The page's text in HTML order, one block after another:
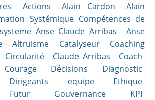
Actions Alain Cardon
Alain
Systémique Compétences de
Anse Claude Arribas
Anse
Altruisme Catalyseur Coaching
Circularité Claude Arribas
Coach
Courage Décisions
Diagnostic
Dirigeants equipe
Ethique
Futur Gouvernance
KPI